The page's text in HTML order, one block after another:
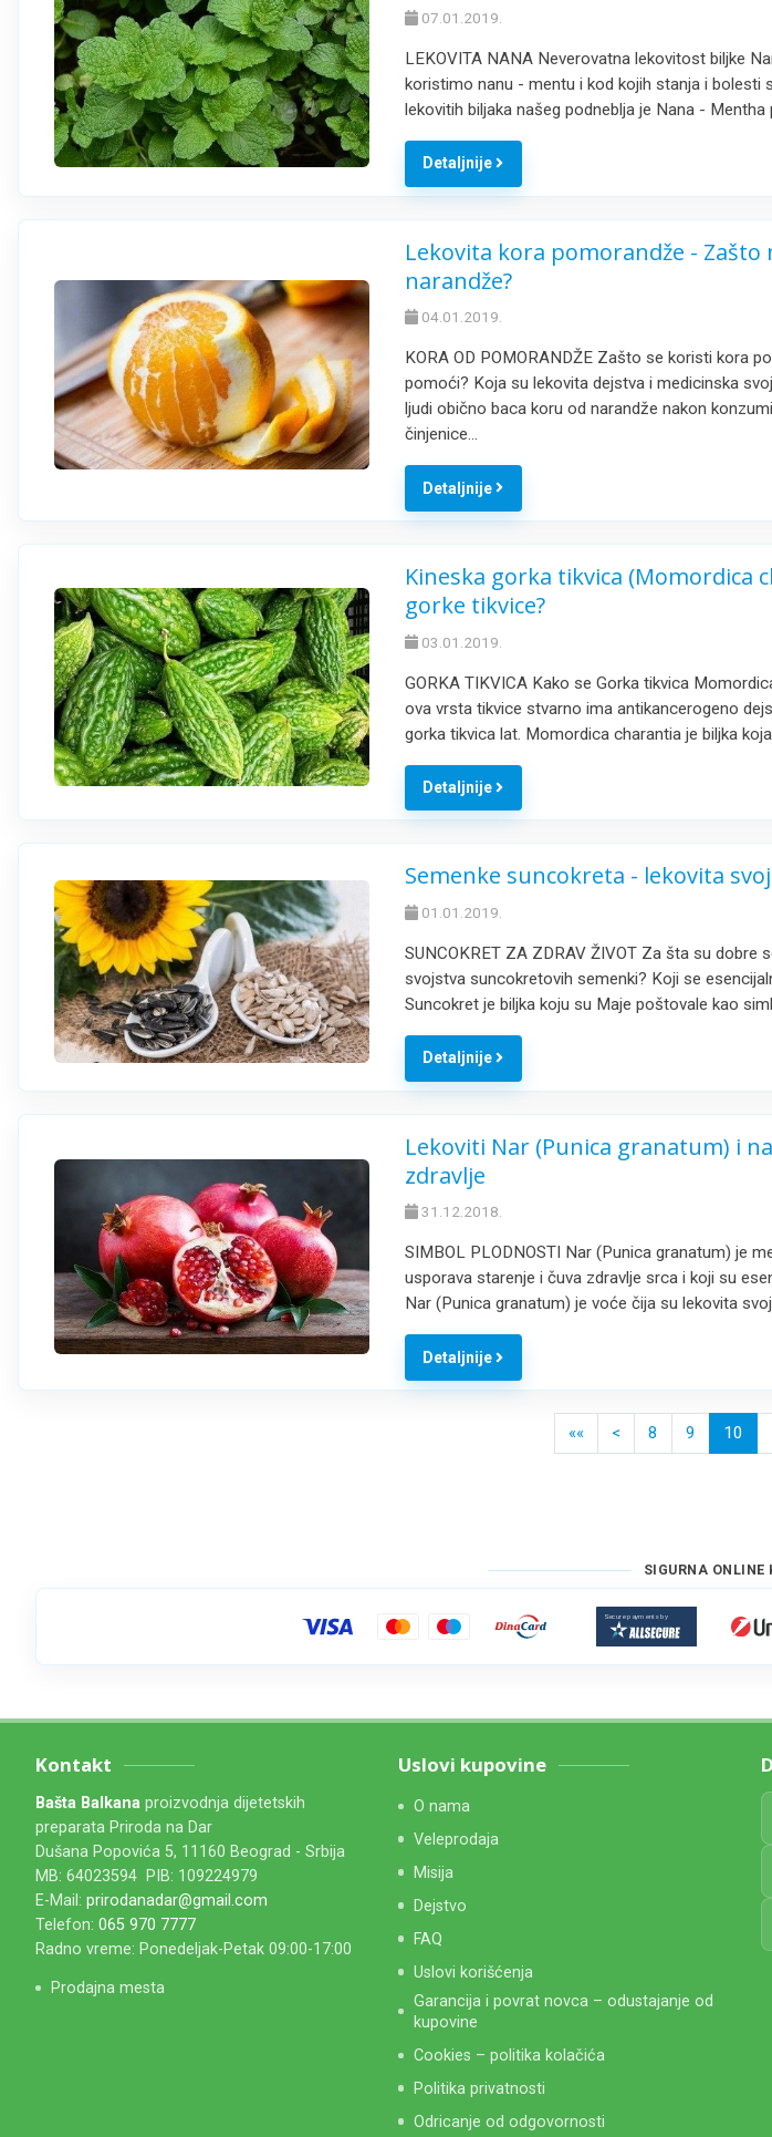
07.01.2019.
LEKOVITA NANA Neverovatna lekovitost biljke
koristimo nanu - mentu i kod kojih stanja i bolesti
lekovitih biljaka našeg podneblja je Nana -
Detaljnije
Lekovita kora pomorandže -
narandže?
04.01.2019.
KORA OD POMORANDŽE Zašto se koristi kora
pomoći? Koja su lekovita dejstva i medicinska
ljudi obično baca koru od narandže nakon
činjenice…
Detaljnije
Kineska gorka tikvica (Momordica
gorke tikvice?
03.01.2019.
GORKA TIKVICA Kako se Gorka tikvica
ova vrsta tikvice stvarno ima antikancerogeno
gorka tikvica lat. Momordica charantia je biljka
Detaljnije
Semenke suncokreta - lekovita
01.01.2019.
SUNCOKRET ZA ZDRAV ŽIVOT Za šta su dobre
svojstva suncokretovih semenki? Koji se
Suncokret je biljka koju su Maje poštovale kao
Detaljnije
Lekoviti Nar (Punica granatum) i
zdravlje
31.12.2018.
SIMBOL PLODNOSTI Nar (Punica granatum) je
usporava starenje i čuva zdravlje srca i koji su
Nar (Punica granatum) je voće čija su lekovita
Detaljnije
«« << 8 9 10
SIGURNA ONLINE
Kontakt
Bašta Balkana proizvodnja dijetetskih
preparata Priroda na Dar
Dušana Popovića 5, 11160 Beograd - Srbija
MB: 64023594 PIB: 109224979
E-Mail: prirodanadar@gmail.com
Telefon: 065 970 7777
Radno vreme: Ponedeljak-Petak 09:00-17:00
Prodajna mesta
Uslovi kupovine
O nama
Veleprodaja
Misija
Dejstvo
FAQ
Uslovi korišćenja
Garancija i povrat novca – odustajanje od
kupovine
Cookies – politika kolačića
Politika privatnosti
Odricanje od odgovornosti